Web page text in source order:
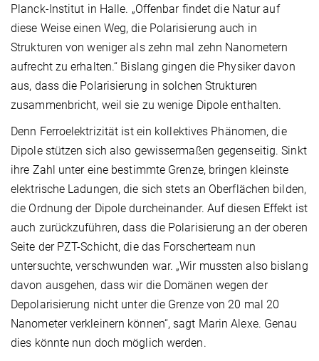
Planck-Institut in Halle. „Offenbar findet die Natur auf
diese Weise einen Weg, die Polarisierung auch in
Strukturen von weniger als zehn mal zehn Nanometern
aufrecht zu erhalten.“ Bislang gingen die Physiker davon
aus, dass die Polarisierung in solchen Strukturen
zusammenbricht, weil sie zu wenige Dipole enthalten.
Denn Ferroelektrizität ist ein kollektives Phänomen, die
Dipole stützen sich also gewissermaßen gegenseitig. Sinkt
ihre Zahl unter eine bestimmte Grenze, bringen kleinste
elektrische Ladungen, die sich stets an Oberflächen bilden,
die Ordnung der Dipole durcheinander. Auf diesen Effekt ist
auch zurückzuführen, dass die Polarisierung an der oberen
Seite der PZT-Schicht, die das Forscherteam nun
untersuchte, verschwunden war. „Wir mussten also bislang
davon ausgehen, dass wir die Domänen wegen der
Depolarisierung nicht unter die Grenze von 20 mal 20
Nanometer verkleinern können“, sagt Marin Alexe. Genau
dies könnte nun doch möglich werden.